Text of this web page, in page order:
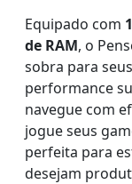
Equipado com
de RAM, o
sobra para
performance
navegue com
jogue seus
perfeita para
desejam